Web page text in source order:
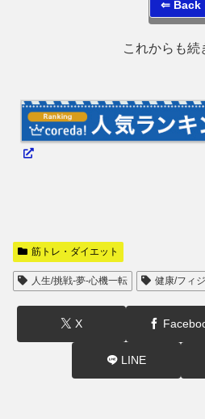
⇐ Back
これからも続
筋トレ・ダイエット
人生/挑戦-夢-心機一転 健康/フィ
X
LINE